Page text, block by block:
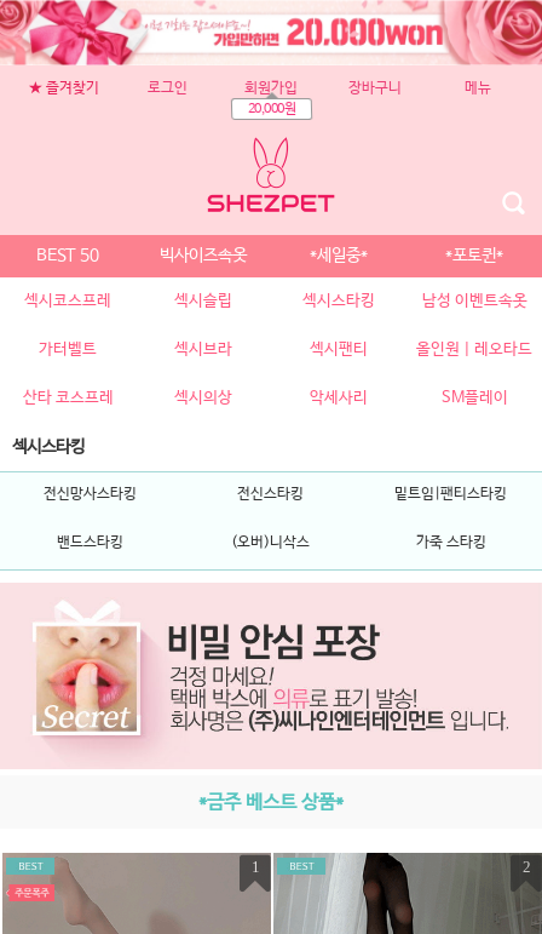
★ 즐겨찾기 로그인 회원가입
20,000원
장바구니 메뉴
BEST 50 빅사이즈속옷 *세일중* *포토퀸*
섹시코스프레 섹시슬립 섹시스타킹 남성 이벤트속옷
가터벨트 섹시브라 섹시팬티 올인원 | 레오타드
산타 코스프레 섹시의상 악세사리 SM플레이
섹시스타킹
전신망사스타킹 전신스타킹 밑트임|팬티스타킹
밴드스타킹 (오버)니삭스 가죽 스타킹
*금주 베스트 상품*
1 2